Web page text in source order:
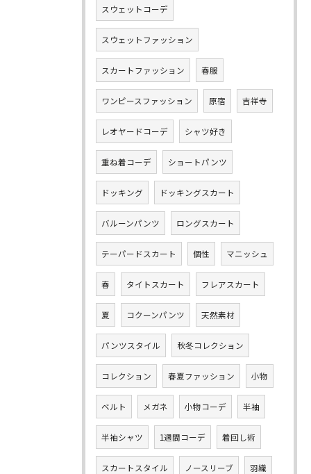
スウェットコーデ
スウェットファッション
スカートファッション 春服
ワンピースファッション 原宿 吉祥寺
レオヤードコーデ シャツ好き
重ね着コーデ ショートパンツ
ドッキング ドッキングスカート
バルーンパンツ ロングスカート
テーパードスカート 個性 マニッシュ
春 タイトスカート フレアスカート
夏 コクーンパンツ 天然素材
パンツスタイル 秋冬コレクション
コレクション 春夏ファッション 小物
ベルト メガネ 小物コーデ 半袖
半袖シャツ 1週間コーデ 着回し術
スカートスタイル ノースリーブ 羽織